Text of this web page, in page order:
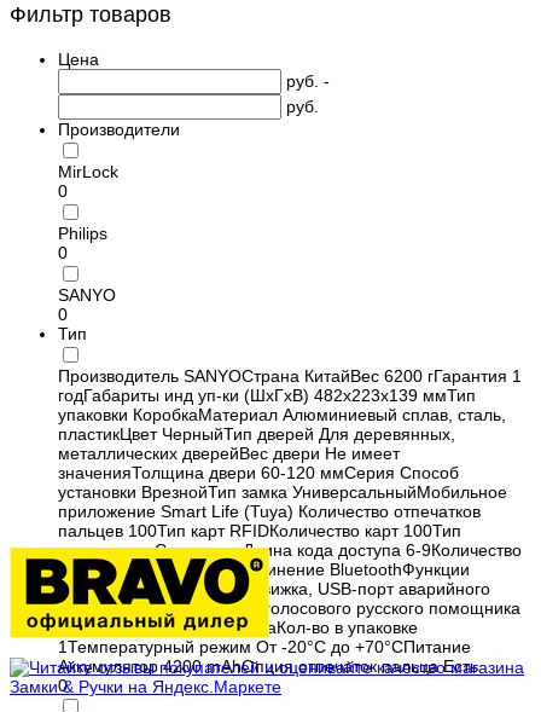
Фильтр товаров
Цена
руб. -
руб.
Производители
MirLock
0
Philips
0
SANYO
0
Тип
Производитель SANYOСтрана КитайВес 6200 гГарантия 1
годГабариты инд уп-ки (ШхГхВ) 482x223x139 ммТип
упаковки КоробкаМатериал Алюминиевый сплав, сталь,
пластикЦвет ЧерныйТип дверей Для деревянных,
металлических дверейВес двери Не имеет
значенияТолщина двери 60-120 ммСерия Способ
установки ВрезнойТип замка УниверсальныйМобильное
приложение Smart Life (Tuya) Количество отпечатков
пальцев 100Тип карт RFIDКоличество карт 100Тип
клавиатуры СенсорнаяДлина кода доступа 6-9Количество
кодов 100FaceID НетСоединение BluetoothФункции
безопасности Ночная задвижка, USB-порт аварийного
питания, камераНаличие голосового русского помощника
ЕстьМеханический ключ ДаКол-во в упаковке
1Температурный режим От -20°C до +70°CПитание
Аккумулятор 4200 mAhОпция отпечаток пальца Есть
0